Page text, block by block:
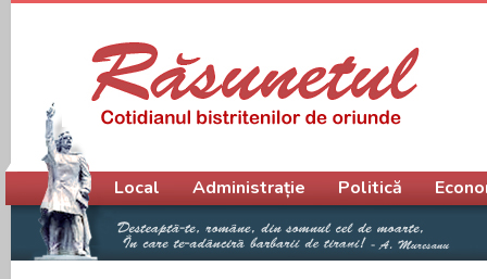
Meniu principal
Local Administrație Politică